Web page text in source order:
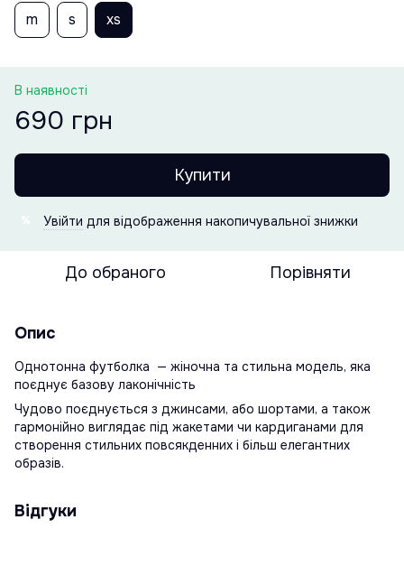
m s xs
В наявності
690 грн
Купити
Увійти для відображення накопичувальної знижки
До обраного Порівняти
Опис
Однотонна футболка — жіночна та стильна модель, яка
поєднує базову лаконічність
Чудово поєднується з джинсами, або шортами, а також
гармонійно виглядає під жакетами чи кардиганами для
створення стильних повсякденних і більш елегантних
образів.
Відгуки